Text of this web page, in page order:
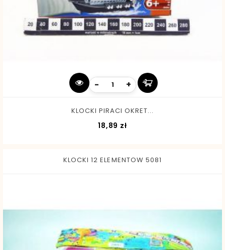
- +
KLOCKI PIRACI OKRET...
18,89 zł
KLOCKI 12 ELEMENTOW 5081